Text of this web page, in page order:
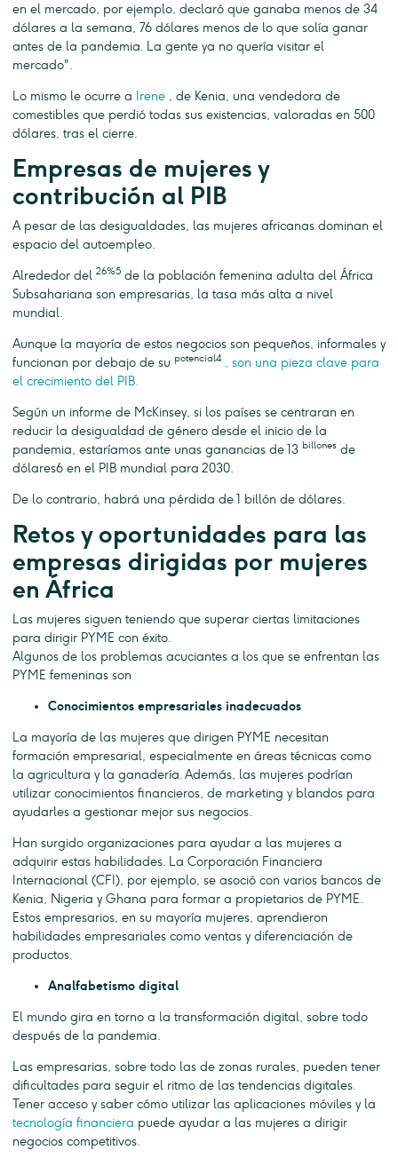
en el mercado, por ejemplo, declaró que ganaba menos de 34
dólares a la semana, 76 dólares menos de lo que solía ganar
antes de la pandemia. La gente ya no quería visitar el
mercado".
Lo mismo le ocurre a Irene , de Kenia, una vendedora de
comestibles que perdió todas sus existencias, valoradas en 500
dólares, tras el cierre.
Empresas de mujeres y
contribución al PIB
A pesar de las desigualdades, las mujeres africanas dominan el
espacio del autoempleo.
Alrededor del 26%5 de la población femenina adulta del África
Subsahariana son empresarias, la tasa más alta a nivel
mundial.
Aunque la mayoría de estos negocios son pequeños, informales y
funcionan por debajo de su potencial4 , son una pieza clave para
el crecimiento del PIB.
Según un informe de McKinsey, si los países se centraran en
reducir la desigualdad de género desde el inicio de la
pandemia, estaríamos ante unas ganancias de 13 billones de
dólares6 en el PIB mundial para 2030.
De lo contrario, habrá una pérdida de 1 billón de dólares.
Retos y oportunidades para las
empresas dirigidas por mujeres
en África
Las mujeres siguen teniendo que superar ciertas limitaciones
para dirigir PYME con éxito.
Algunos de los problemas acuciantes a los que se enfrentan las
PYME femeninas son
Conocimientos empresariales inadecuados
La mayoría de las mujeres que dirigen PYME necesitan
formación empresarial, especialmente en áreas técnicas como
la agricultura y la ganadería. Además, las mujeres podrían
utilizar conocimientos financieros, de marketing y blandos para
ayudarles a gestionar mejor sus negocios.
Han surgido organizaciones para ayudar a las mujeres a
adquirir estas habilidades. La Corporación Financiera
Internacional (CFI), por ejemplo, se asoció con varios bancos de
Kenia, Nigeria y Ghana para formar a propietarios de PYME.
Estos empresarios, en su mayoría mujeres, aprendieron
habilidades empresariales como ventas y diferenciación de
productos.
Analfabetismo digital
El mundo gira en torno a la transformación digital, sobre todo
después de la pandemia.
Las empresarias, sobre todo las de zonas rurales, pueden tener
dificultades para seguir el ritmo de las tendencias digitales.
Tener acceso y saber cómo utilizar las aplicaciones móviles y la
tecnología financiera puede ayudar a las mujeres a dirigir
negocios competitivos.